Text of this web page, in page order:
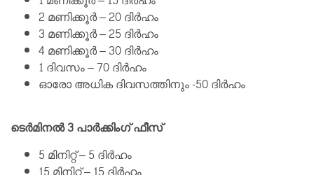
2 മണിക്കൂർ – 20 ദിർഹം
3 മണിക്കൂർ – 25 ദിർഹം
4 മണിക്കൂർ – 30 ദിർഹം
1 ദിവസം – 70 ദിർഹം
ഓരോ അധിക ദിവസത്തിനും -50 ദിർഹം
ടെർമിനൽ 3 പാർക്കിംഗ് ഫീസ്
5 മിനിറ്റ് – 5 ദിർഹം